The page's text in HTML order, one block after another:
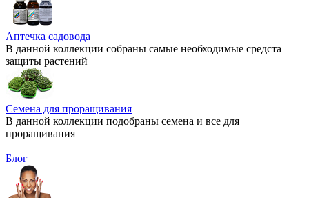
Аптечка садовода
В данной коллекции собраны самые необходимые средста
защиты растений
Семена для проращивания
В данной коллекции подобраны семена и все для
проращивания
Блог